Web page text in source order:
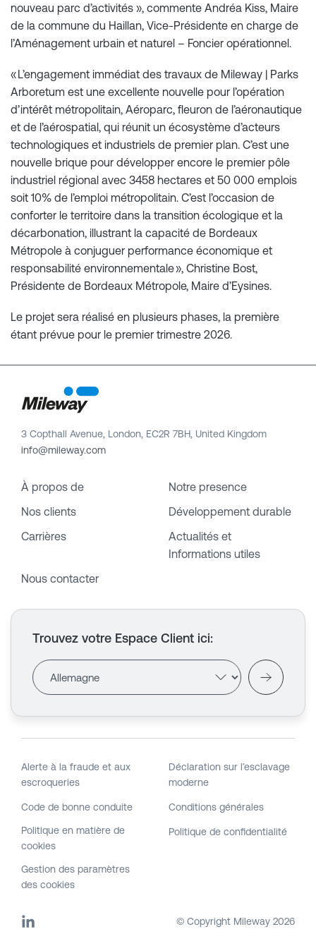
nouveau parc d’activités », commente Andréa Kiss, Maire
de la commune du Haillan, Vice-Présidente en charge de
l’Aménagement urbain et naturel – Foncier opérationnel.
« L’engagement immédiat des travaux de Mileway | Parks
Arboretum est une excellente nouvelle pour l’opération
d’intérêt métropolitain, Aéroparc, fleuron de l’aéronautique
et de l’aérospatial, qui réunit un écosystème d’acteurs
technologiques et industriels de premier plan. C’est une
nouvelle brique pour développer encore le premier pôle
industriel régional avec 3458 hectares et 50 000 emplois
soit 10% de l’emploi métropolitain. C’est l’occasion de
conforter le territoire dans la transition écologique et la
décarbonation, illustrant la capacité de Bordeaux
Métropole à conjuguer performance économique et
responsabilité environnementale », Christine Bost,
Présidente de Bordeaux Métropole, Maire d’Eysines.
Le projet sera réalisé en plusieurs phases, la première
étant prévue pour le premier trimestre 2026.
3 Copthall Avenue, London, EC2R 7BH, United Kingdom
info@mileway.com
À propos de
Notre presence
Nos clients
Développement durable
Carrières
Actualités et
Informations utiles
Nous contacter
Trouvez votre Espace Client ici:
Alerte à la fraude et aux
escroqueries
Déclaration sur l’esclavage
moderne
Code de bonne conduite Conditions générales
Politique en matière de
cookies
Politique de confidentialité
Gestion des paramètres
des cookies
© Copyright Mileway 2026